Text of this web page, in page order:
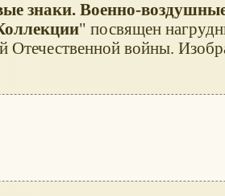
знаки. Военно-
" посвящен
войны.